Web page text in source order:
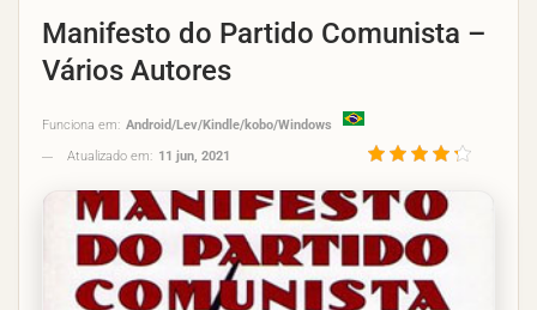
Manifesto do Partido Comunista –
Vários Autores
Funciona em: Android/Lev/Kindle/kobo/Windows
Atualizado em: 11 jun, 2021
4.3/5